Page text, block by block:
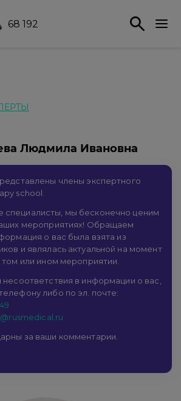
68 192
Людмила Ивановна
члены экспертного
school.
мы бесконечно ценим
мероприятиях! Обращаем
о вас была взята из
и являлась актуальной на момент
том или ином мероприятии.
несоответствия в информации о вас,
либо по эл. почте:
за ваши комментарии.